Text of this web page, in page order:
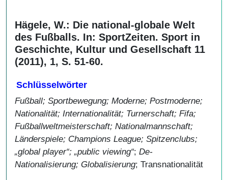
Hägele, W.: Die national-globale Welt
des Fußballs. In: SportZeiten. Sport in
Geschichte, Kultur und Gesellschaft 11
(2011), 1, S. 51-60.
Schlüsselwörter
Fußball; Sportbewegung; Moderne; Postmoderne;
Nationalität; Internationalität; Turnerschaft; Fifa;
Fußballweltmeisterschaft; Nationalmannschaft;
Länderspiele; Champions League; Spitzenclubs;
„global player“; „public viewing“; De-
Nationalisierung; Globalisierung; Transnationalität